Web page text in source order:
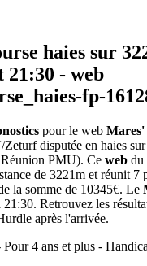
haies sur
21:30 - web
pour le web
Zeturf disputée en haies
PMU). Ce web du
de 3221m et réunit 7
la somme de 10345€. Le
21:30. Retrouvez les
après l'arrivée.
4 ans et plus -